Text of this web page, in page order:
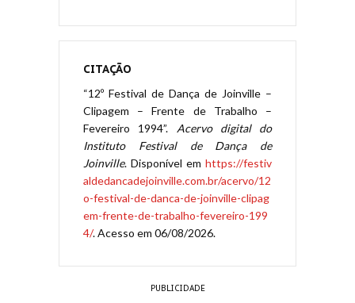
CITAÇÃO
“12º Festival de Dança de Joinville –
Clipagem – Frente de Trabalho –
Fevereiro 1994”. Acervo digital do
Instituto Festival de Dança de
Joinville. Disponível em https://festiv
aldedancadejoinville.com.br/acervo/12
o-festival-de-danca-de-joinville-clipag
em-frente-de-trabalho-fevereiro-199
4/. Acesso em 06/08/2026.
PUBLICIDADE